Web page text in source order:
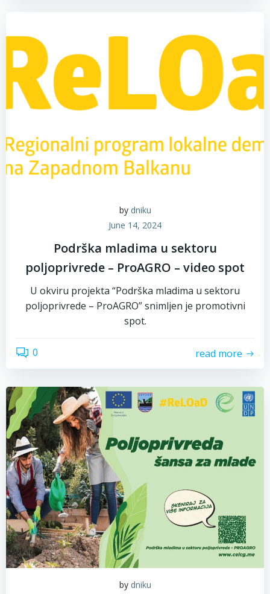
by dniku
June 14, 2024
Podrška mladima u sektoru
poljoprivrede – ProAGRO – video spot
U okviru projekta “Podrška mladima u sektoru
poljoprivrede – ProAGRO” snimljen je promotivni
spot.
0 read more
by dniku